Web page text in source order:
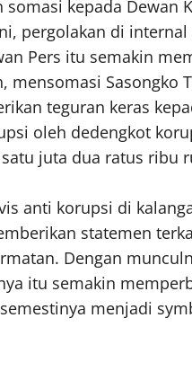
kepada Dewan
pergolakan di
Pers itu semakin
mensomasi Sasongko
teguran keras
oleh dedengkot
juta dua ratus ribu
anti korupsi di
statemen
Dengan
itu semakin
menjadi